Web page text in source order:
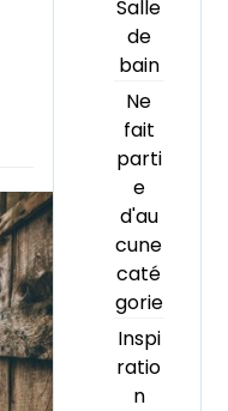
Salle
de
bain
Ne
fait
parti
e
d'au
cune
caté
gorie
Inspi
ratio
n